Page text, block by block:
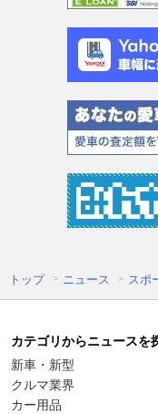
トップ ニュース スポ
カテゴリからニュースを
新車・新型
クルマ業界
カー用品